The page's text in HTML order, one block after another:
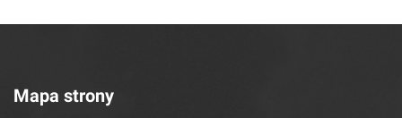
Mapa strony